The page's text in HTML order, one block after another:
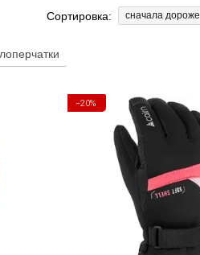
Сортировка: сначала дороже
−20%